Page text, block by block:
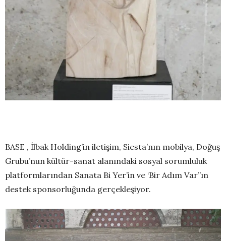
BASE , İlbak Holding’in iletişim, Siesta’nın mobilya, Doğuş
Grubu’nun kültür-sanat alanındaki sosyal sorumluluk
platformlarından Sanata Bi Yer’in ve ‘Bir Adım Var’’ın
destek sponsorluğunda gerçekleşiyor.